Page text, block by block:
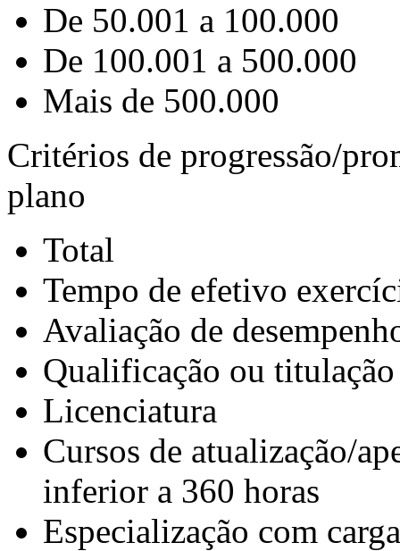
De 50.001 a 100.000
De 100.001 a 500.000
Mais de 500.000
Critérios de progressão/
plano
Total
Tempo de efetivo
Avaliação de
Qualificação ou titulação
Licenciatura
Cursos de atualização/
inferior a 360 horas
Especialização com